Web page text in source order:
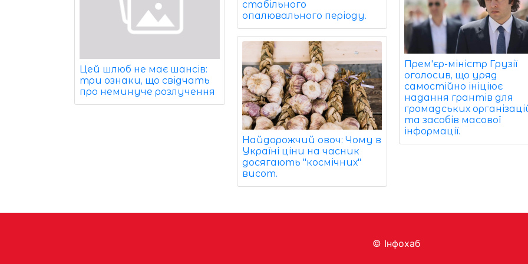
Цей шлюб не має шансів:
три ознаки, що свідчать
про неминуче розлучення
стабільного
опалювального періоду.
Найдорожчий овоч: Чому в
Україні ціни на часник
досягають "космічних"
висот.
Прем'єр-міністр Грузії
оголосив, що уряд
самостійно ініціює
надання грантів для
громадських
та засобів масової
інформації.
© Інфохаб